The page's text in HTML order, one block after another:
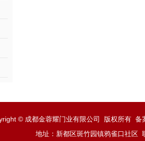
© 成都金蓉耀门业有限公司 版权所有 备
地址：新都区斑竹园镇鸦雀口社区